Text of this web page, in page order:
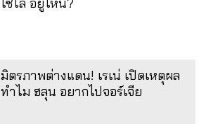
มิตรภาพต่างแดน! เรเน่ เปิดเหตุผล
ทำไม ฮลุน อยากไปจอร์เจีย